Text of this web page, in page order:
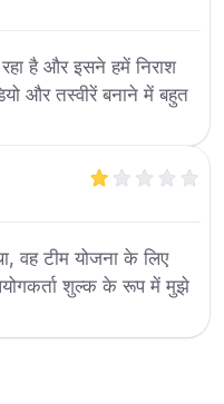
रहा है और इसने हमें निराश
और तस्वीरें बनाने में बहुत
वह टीम योजना के लिए
शुल्क के रूप में मुझे